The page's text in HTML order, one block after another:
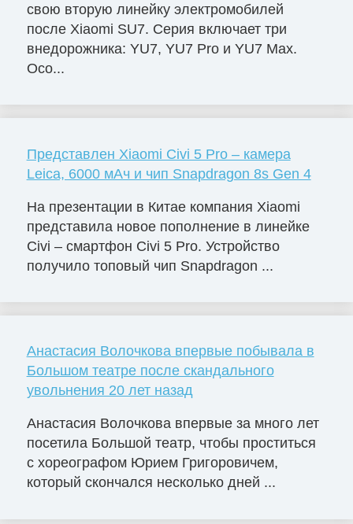
свою вторую линейку электромобилей
после Xiaomi SU7. Серия включает три
внедорожника: YU7, YU7 Pro и YU7 Max.
Осо...
Представлен Xiaomi Civi 5 Pro – камера
Leica, 6000 мАч и чип Snapdragon 8s Gen 4
На презентации в Китае компания Xiaomi
представила новое пополнение в линейке
Civi – смартфон Civi 5 Pro. Устройство
получило топовый чип Snapdragon ...
Анастасия Волочкова впервые побывала в
Большом театре после скандального
увольнения 20 лет назад
Анастасия Волочкова впервые за много лет
посетила Большой театр, чтобы проститься
с хореографом Юрием Григоровичем,
который скончался несколько дней ...